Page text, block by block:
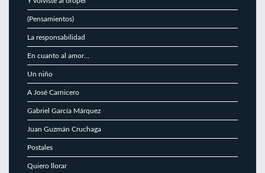
(Pensamientos)
La responsabilidad
En cuanto al amor…
Un niño
A José Carnicero
Gabriel García Márquez
Juan Guzmán Cruchaga
Postales
Quiero llorar